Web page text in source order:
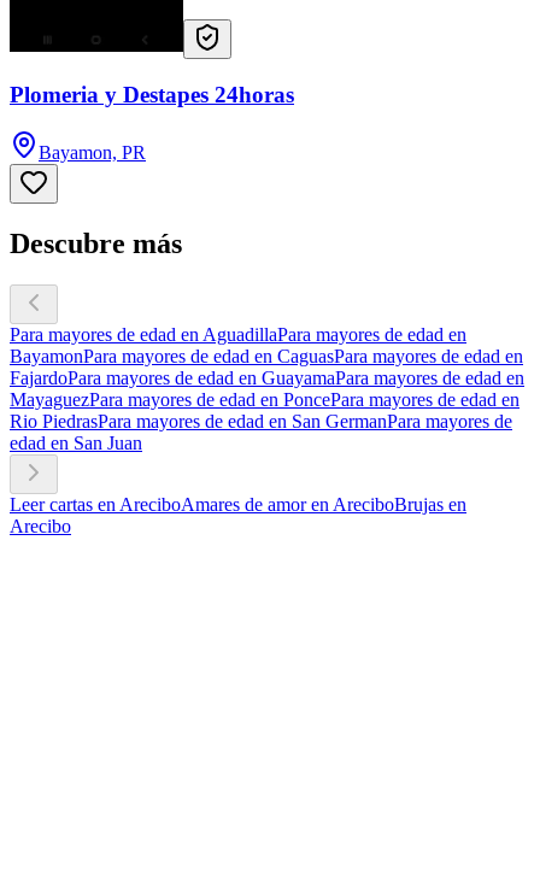
Plomeria y Destapes 24horas
Bayamon, PR
Descubre más
Para mayores de edad en AguadillaPara mayores de edad en
BayamonPara mayores de edad en CaguasPara mayores de edad en
FajardoPara mayores de edad en GuayamaPara mayores de edad en
MayaguezPara mayores de edad en PoncePara mayores de edad en
Rio PiedrasPara mayores de edad en San GermanPara mayores de
edad en San Juan
Leer cartas en AreciboAmares de amor en AreciboBrujas en
Arecibo